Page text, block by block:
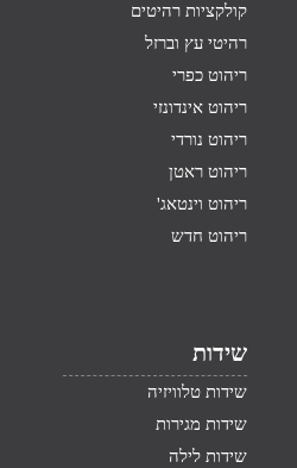
קולקציות רהיטים
רהיטי עץ וברזל
ריהוט כפרי
ריהוט אינדונזי
ריהוט נורדי
ריהוט ראטן
ריהוט וינטאג'
ריהוט חדש
שידות
שידות טלוויזיה
שידות מגירות
שידות לילה